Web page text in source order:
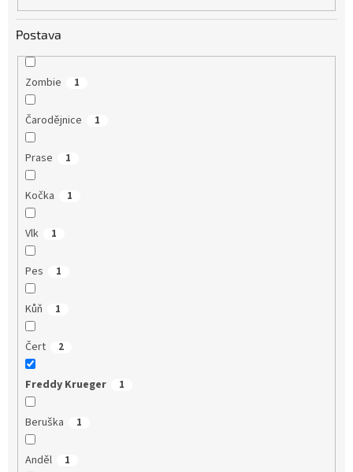
Postava
Zombie 1
Čarodějnice 1
Prase 1
Kočka 1
Vlk 1
Pes 1
Kůň 1
Čert 2
Freddy Krueger 1
Beruška 1
Anděl 1